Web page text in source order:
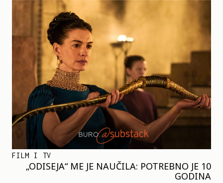
FILM I TV
„ODISEJA“ ME JE NAUČILA: POTREBNO JE 10
GODINA